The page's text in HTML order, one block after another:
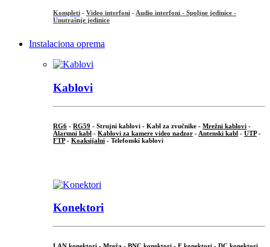
Kompleti - Video interfoni - Audio interfoni - Spoljne jedinice -
Unutrašnje jedinice
Instalaciona oprema
Kablovi
RG6 - RG59 - Strujni kablovi - Kabl za zvučnike - Mrežni kablovi -
Alarmni kabl - Kablovi za kamere video nadzor - Antenski kabl - UTP-
FTP- Koaksijalni - Telefonski kablovi
Konektori